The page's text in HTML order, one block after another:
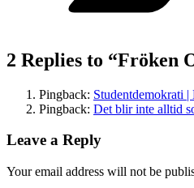
2 Replies to “Fröken
Pingback: Studentdemokrati
Pingback: Det blir inte alltid
Leave a Reply
Your email address will not be